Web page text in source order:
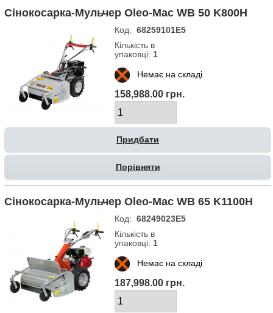
Сінокосарка-Мульчер Oleo-Mac WB 50 K800H
Код: 68259101E5
Кількість в
упаковці: 1
Немає на складі
158,988.00 грн.
Порівняти
Сінокосарка-Мульчер Oleo-Mac WB 65 K1100H
Код: 68249023E5
Кількість в
упаковці: 1
Немає на складі
187,998.00 грн.